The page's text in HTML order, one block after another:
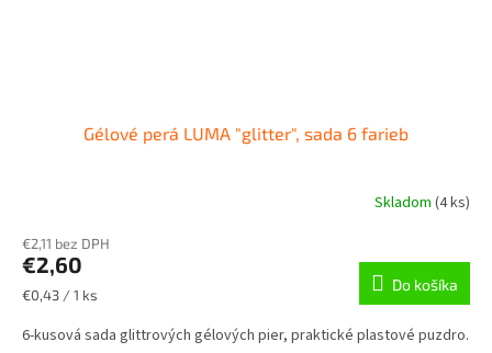
Gélové perá LUMA "glitter", sada 6 farieb
Skladom (4 ks)
€2,11 bez DPH
€2,60
Jednotková
€0,43 / 1 ks
Do košíka
6-kusová sada glittrových gélových pier, praktické plastové puzdro.